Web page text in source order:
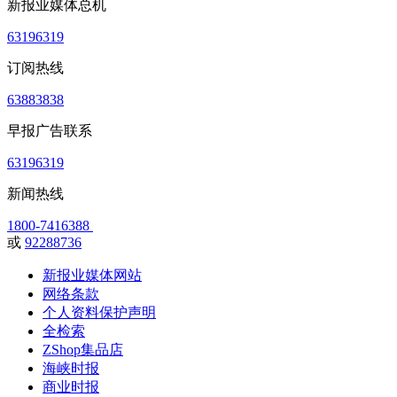
新报业媒体总机
63196319
订阅热线
63883838
早报广告联系
63196319
新闻热线
1800-7416388
或 92288736
新报业媒体网站
网络条款
个人资料保护声明
全检索
ZShop集品店
海峡时报
商业时报